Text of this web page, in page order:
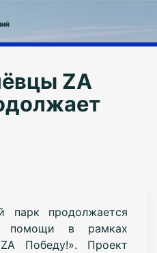
ZA
парк продолжается
помощи в рамках
Победу!». Проект